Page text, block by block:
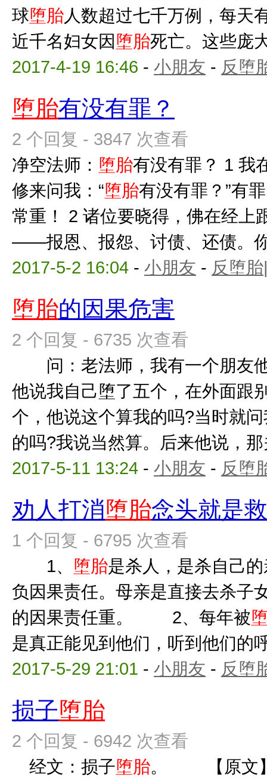
球堕胎人数超过七千万例，每天
近千名妇女因堕胎死亡。这些庞
2017-4-19 16:46 - 小朋友 - 反堕
堕胎有没有罪？
2 个回复 - 3847 次查看
净空法师： 堕胎有没有罪？ 1 我
修来问我：“堕胎有没有罪？”有
常重！ 2 诸位要晓得，佛在经上
——报恩、报怨、讨债、还债。
2017-5-2 16:04 - 小朋友 - 反堕
堕胎的因果危害
2 个回复 - 6735 次查看
问：老法师，我有一个朋友
他说我自己堕了五个，在外面跟
个，他说这个算我的吗?当时就
的吗?我说当然算。后来他说，
2017-5-11 13:24 - 小朋友 - 反堕
劝人打消堕胎念头就是
1 个回复 - 6795 次查看
1、 堕胎是杀人，是杀自己
负因果责任。母亲是直接去杀子
的因果责任重。 2、每年被
是真正能见到他们，听到他们的
2017-5-29 21:01 - 小朋友 - 反堕
损子堕胎
2 个回复 - 6942 次查看
经文：损子堕胎。 【原文